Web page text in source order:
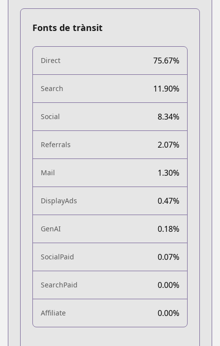
Fonts de trànsit
Direct 75.67%
Search 11.90%
Social 8.34%
Referrals 2.07%
Mail 1.30%
DisplayAds 0.47%
GenAI 0.18%
SocialPaid 0.07%
SearchPaid 0.00%
Affiliate 0.00%